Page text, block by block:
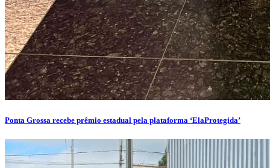
Ponta Grossa recebe prêmio estadual pela plataforma ‘ElaProtegida’